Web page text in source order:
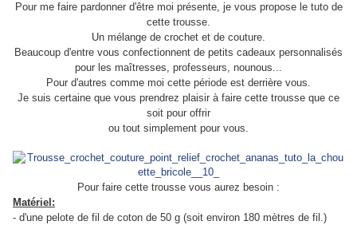
Pour me faire pardonner d'être moi présente, je vous propose le tuto de
cette trousse.
Un mélange de crochet et de couture.
Beaucoup d'entre vous confectionnent de petits cadeaux personnalisés
pour les maîtresses, professeurs, nounous...
Pour d'autres comme moi cette période est derrière vous.
Je suis certaine que vous prendrez plaisir à faire cette trousse que ce
soit pour offrir
ou tout simplement pour vous.
Pour faire cette trousse vous aurez besoin :
Matériel:
- d'une pelote de fil de coton de 50 g (soit environ 180 mètres de fil.)